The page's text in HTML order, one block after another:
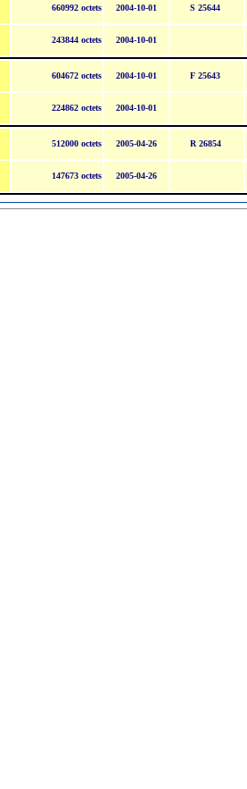
660992 octets 2004-10-01 S 25644
243844 octets 2004-10-01
604672 octets 2004-10-01 F 25643
224862 octets 2004-10-01
512000 octets 2005-04-26 R 26854
147673 octets 2005-04-26